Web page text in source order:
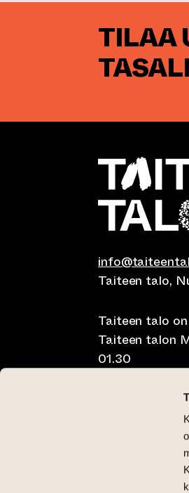
TILAA
Taiteen talo,
Taiteen talo
Taiteen talon
01.30
Café
Pegasus
11-15 ja
Kriittinen